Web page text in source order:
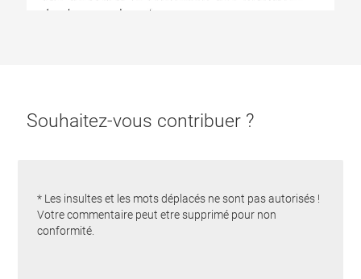
Souhaitez-vous contribuer ?
* Les insultes et les mots déplacés ne sont pas autorisés !
Votre commentaire peut etre supprimé pour non
conformité.